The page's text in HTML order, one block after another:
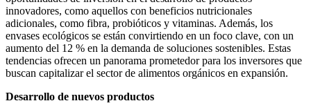
innovadores, como aquellos con beneficios nutricionales
adicionales, como fibra, probióticos y vitaminas. Además, los
envases ecológicos se están convirtiendo en un foco clave, con un
aumento del 12 % en la demanda de soluciones sostenibles. Estas
tendencias ofrecen un panorama prometedor para los inversores que
buscan capitalizar el sector de alimentos orgánicos en expansión.
Desarrollo de nuevos productos